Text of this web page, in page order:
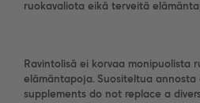
ruokavaliota eikä terveitä
Ravintolisä ei korvaa monipuolista
elämäntapoja. Suositeltua annosta
supplements do not replace a